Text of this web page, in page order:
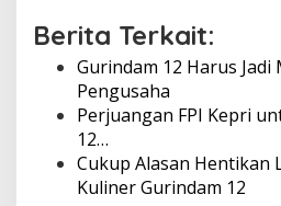
Berita Terkait:
Gurindam 12 Harus Jadi
Pengusaha
Perjuangan FPI Kepri
12…
Cukup Alasan Hentikan
Kuliner Gurindam 12